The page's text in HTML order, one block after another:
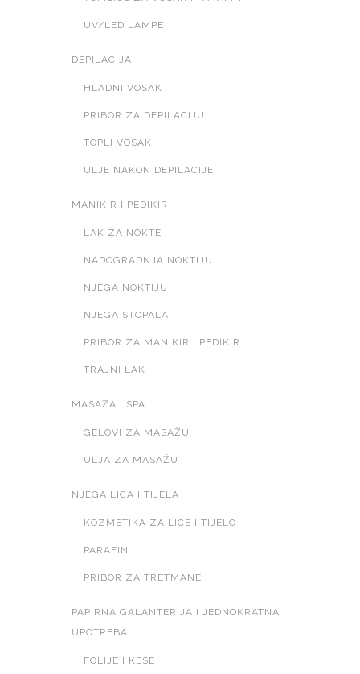
UV/LED LAMPE
DEPILACIJA
HLADNI VOSAK
PRIBOR ZA DEPILACIJU
TOPLI VOSAK
ULJE NAKON DEPILACIJE
MANIKIR I PEDIKIR
LAK ZA NOKTE
NADOGRADNJA NOKTIJU
NJEGA NOKTIJU
NJEGA STOPALA
PRIBOR ZA MANIKIR I PEDIKIR
TRAJNI LAK
MASAŽA I SPA
GELOVI ZA MASAŽU
ULJA ZA MASAŽU
NJEGA LICA I TIJELA
KOZMETIKA ZA LICE I TIJELO
PARAFIN
PRIBOR ZA TRETMANE
PAPIRNA GALANTERIJA I JEDNOKRATNA
UPOTREBA
FOLIJE I KESE